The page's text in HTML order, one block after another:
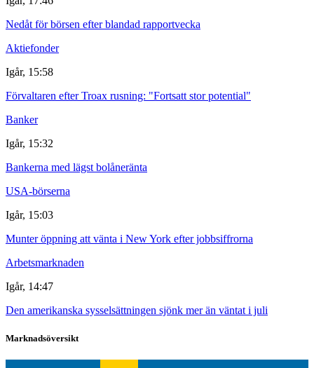
Nedåt för börsen efter blandad rapportvecka
Aktiefonder
Igår, 15:58
Förvaltaren efter Troax rusning: "Fortsatt stor potential"
Banker
Igår, 15:32
Bankerna med lägst bolåneränta
USA-börserna
Igår, 15:03
Munter öppning att vänta i New York efter jobbsiffrorna
Arbetsmarknaden
Igår, 14:47
Den amerikanska sysselsättningen sjönk mer än väntat i juli
Marknadsöversikt